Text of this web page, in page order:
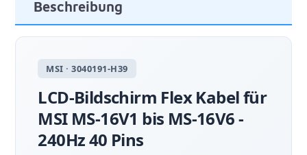
Beschreibung
MSI · 3040191-H39
LCD-Bildschirm Flex Kabel für
MSI MS-16V1 bis MS-16V6 -
240Hz 40 Pins